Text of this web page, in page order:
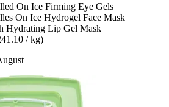
On Ice Firming Eye Gels
On Ice Hydrogel Face Mask
Hydrating Lip Gel Mask
/ kg)